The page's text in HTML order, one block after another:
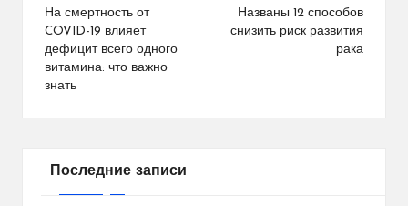
по
записям
На смертность от
COVID-19 влияет
дефицит всего одного
витамина: что важно
знать
Названы 12 способов
снизить риск развития
рака
Последние записи